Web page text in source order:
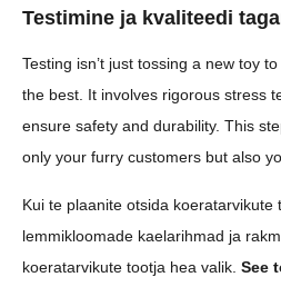
Testimine ja kvaliteedi
Testing isn’t just tossing a new toy
the best. It involves rigorous stress
ensure safety and durability. This
only your furry customers but also
Kui te plaanite otsida koeratarvikute
lemmikloomade kaelarihmad ja
koeratarvikute tootja hea valik. See